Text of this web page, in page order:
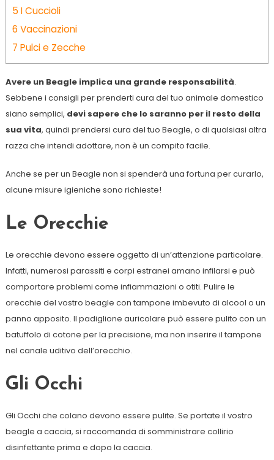
5 I Cuccioli
6 Vaccinazioni
7 Pulci e Zecche
Avere un Beagle implica una grande responsabilità.
Sebbene i consigli per prenderti cura del tuo animale domestico
siano semplici, devi sapere che lo saranno per il resto della
sua vita, quindi prendersi cura del tuo Beagle, o di qualsiasi altra
razza che intendi adottare, non è un compito facile.
Anche se per un Beagle non si spenderà una fortuna per curarlo,
alcune misure igieniche sono richieste!
Le Orecchie
Le orecchie devono essere oggetto di un’attenzione particolare.
Infatti, numerosi parassiti e corpi estranei amano infilarsi e può
comportare problemi come infiammazioni o otiti. Pulire le
orecchie del vostro beagle con tampone imbevuto di alcool o un
panno apposito. Il padiglione auricolare può essere pulito con un
batuffolo di cotone per la precisione, ma non inserire il tampone
nel canale uditivo dell’orecchio.
Gli Occhi
Gli Occhi che colano devono essere pulite. Se portate il vostro
beagle a caccia, si raccomanda di somministrare collirio
disinfettante prima e dopo la caccia.